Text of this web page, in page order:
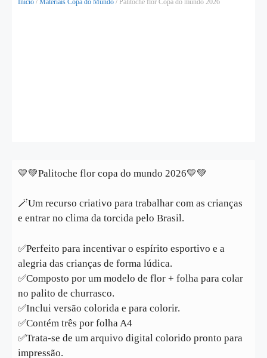
💛💚Palitoche flor copa do mundo 2026💛💚
🪄Um recurso criativo para trabalhar com as crianças
e entrar no clima da torcida pelo Brasil.
✅️Perfeito para incentivar o espírito esportivo e a
alegria das crianças de forma lúdica.
✅️Composto por um modelo de flor + folha para colar
no palito de churrasco.
✅️Inclui versão colorida e para colorir.
✅️Contém três por folha A4
✅️Trata-se de um arquivo digital colorido pronto para
impressão.